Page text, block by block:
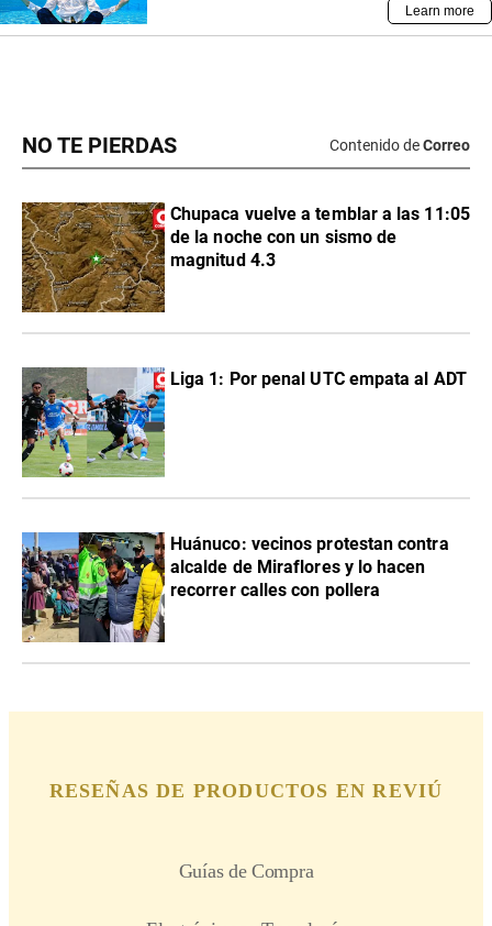
NO TE PIERDAS Contenido deCorreo
Chupaca vuelve a temblar a las 11:05
de la noche con un sismo de
magnitud 4.3
Liga 1: Por penal UTC empata al ADT
Huánuco: vecinos protestan contra
alcalde de Miraflores y lo hacen
recorrer calles con pollera